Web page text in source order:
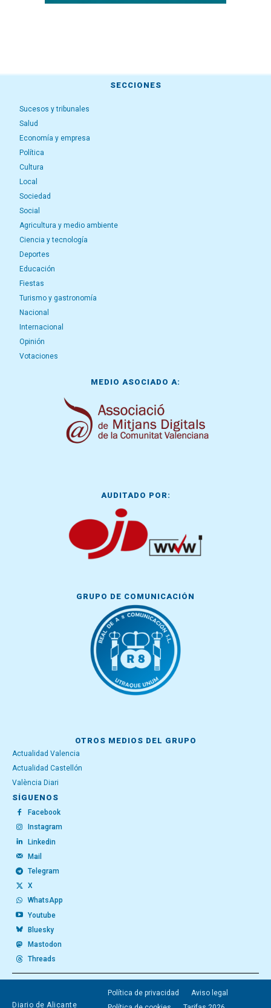
SECCIONES
Sucesos y tribunales
Salud
Economía y empresa
Política
Cultura
Local
Sociedad
Social
Agricultura y medio ambiente
Ciencia y tecnología
Deportes
Educación
Fiestas
Turismo y gastronomía
Nacional
Internacional
Opinión
Votaciones
MEDIO ASOCIADO A:
AUDITADO POR:
GRUPO DE COMUNICACIÓN
OTROS MEDIOS DEL GRUPO
Actualidad Valencia
Actualidad Castellón
València Diari
SÍGUENOS
Facebook
Instagram
Linkedin
Mail
Telegram
X
WhatsApp
Youtube
Bluesky
Mastodon
Threads
Diario de Alicante
Política de privacidad
Aviso legal